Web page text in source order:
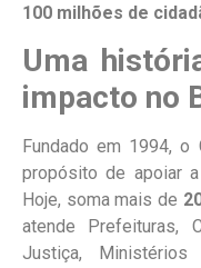
100 milhões de
Uma
impacto no
Fundado em 1994, o
propósito de apoiar
Hoje, soma mais de
atende Prefeituras,
Justiça,